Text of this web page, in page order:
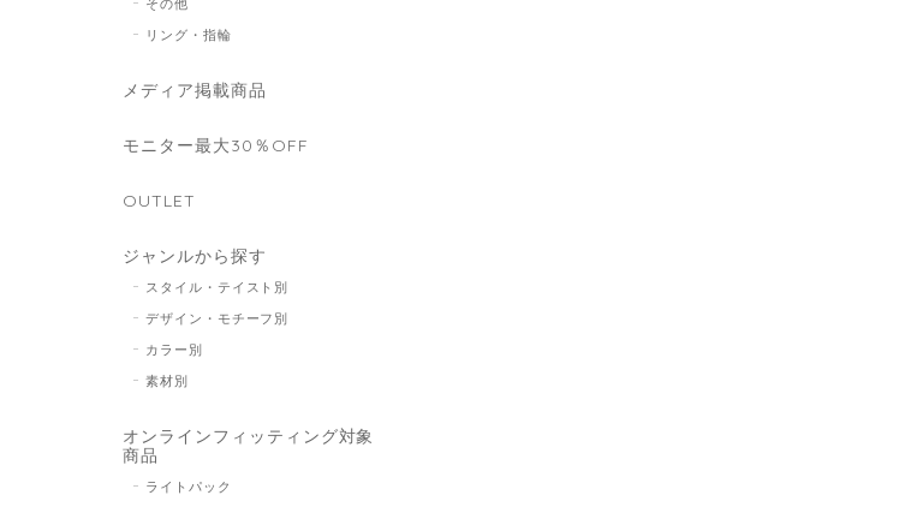
その他
リング・指輪
メディア掲載商品
モニター最大30％OFF
OUTLET
ジャンルから探す
スタイル・テイスト別
デザイン・モチーフ別
カラー別
素材別
オンラインフィッティング対象
商品
ライトパック